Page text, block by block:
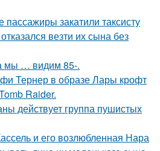
закатили таксисту
везти их сына без
мы … видим 85-.
Тернер в образе Лары крофт
Raider.
действует группа пушистых
и его возлюбленная Нара